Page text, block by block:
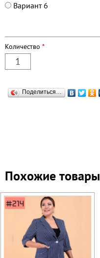
Вариант 6
Количество *
Поделиться…
Похожие товары